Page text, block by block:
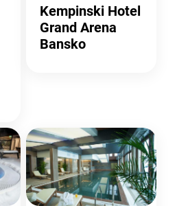
Kempinski Hotel
Grand Arena
Bansko